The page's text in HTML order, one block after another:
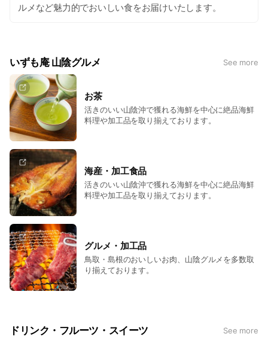
ルメなど魅力的でおいしい食をお届けいたします。
いずも庵 山陰グルメ See more
お茶
活きのいい山陰沖で獲れる海鮮を中心に絶品海鮮
料理や加工品を取り揃えております。
海産・加工食品
活きのいい山陰沖で獲れる海鮮を中心に絶品海鮮
料理や加工品を取り揃えております。
グルメ・加工品
鳥取・島根のおいしいお肉、山陰グルメを多数取
り揃えております。
ドリンク・フルーツ・スイーツ See more